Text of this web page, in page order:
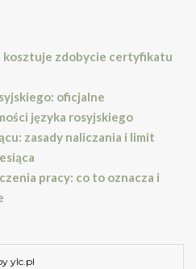
kosztuje zdobycie certyfikatu
oficjalne
języka rosyjskiego
zasady naliczania i limit
pracy: co to oznacza i
ylc.pl